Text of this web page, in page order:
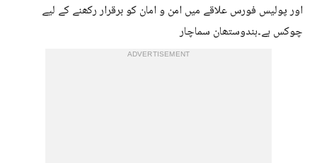
اور پولیس فورس علاقے میں امن و امان کو برقرار رکھنے کے لیے
چوکس ہے۔ہندوستھان سماچار
ADVERTISEMENT